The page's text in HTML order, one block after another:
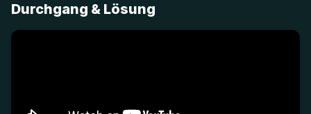
Durchgang & Lösung